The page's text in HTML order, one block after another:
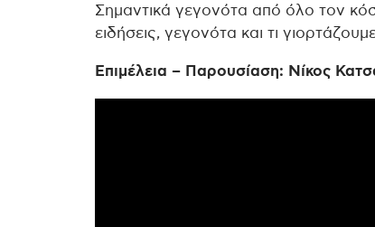
Σημαντικά γεγονότα από όλο τον
ειδήσεις, γεγονότα και τι
Επιμέλεια – Παρουσίαση: Νίκος